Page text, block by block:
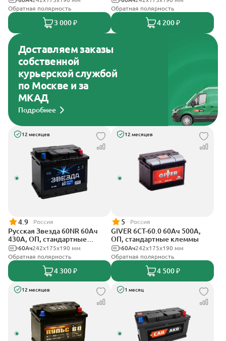
Обратная полярность
3 000 ₽
Обратная полярность
4 200 ₽
Доставляем заказы
собственной
курьерской службой
по Москве и за
МКАД
Подробнее
12 месяцев
4.9 Россия
Русская Звезда 60NR 60Ач
430А, ОП, стандартные
клеммы242x175x190 мм
60Ач
Обратная полярность
4 300 ₽
12 месяцев
5 Россия
GIVER 6СТ-60.0 60Ач 500А,
ОП, стандартные клеммы
242х175х190 мм
60Ач
Обратная полярность
4 500 ₽
12 месяцев 1 месяц